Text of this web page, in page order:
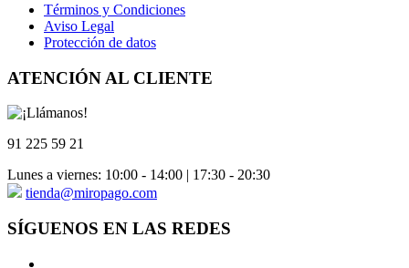
Términos y Condiciones
Aviso Legal
Protección de datos
ATENCIÓN AL CLIENTE
91 225 59 21
Lunes a viernes: 10:00 - 14:00 | 17:30 - 20:30
tienda@miropago.com
SÍGUENOS EN LAS REDES